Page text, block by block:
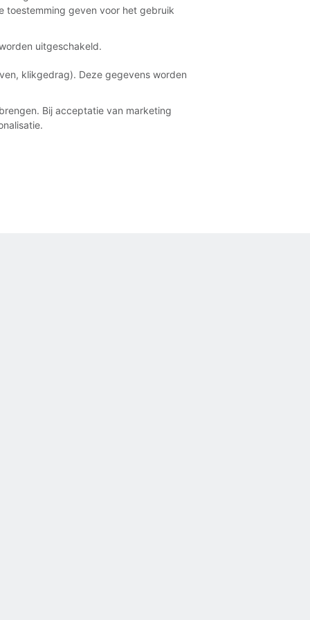
toestemming geven voor het gebruik
uitgeschakeld.
klikgedrag). Deze gegevens worden
Bij acceptatie van marketing